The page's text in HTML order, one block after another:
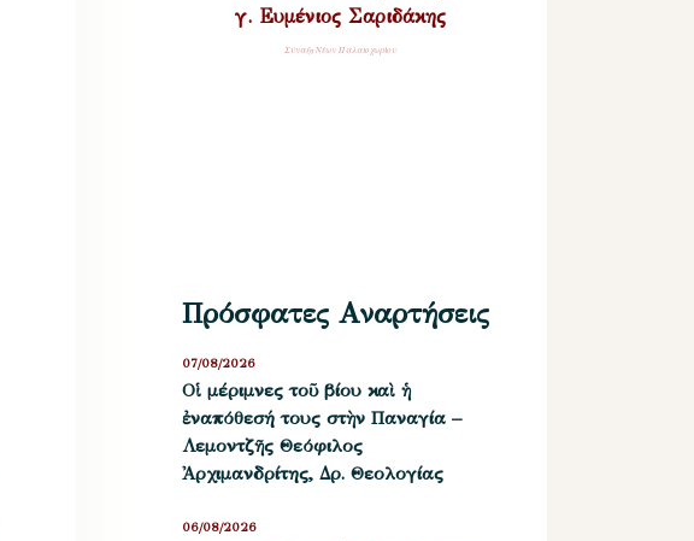
γ. Ευμένιος Σαριδάκης
Σύναξη Νέων Παλαιοχωρίου
Πρόσφατες Αναρτήσεις
Οἱ μέριμνες τοῦ βίου καὶ ἡ
ἐναπόθεσή τους στὴν Παναγία –
Λεμοντζῆς Θεόφιλος
Ἀρχιμανδρίτης, Δρ. Θεολογίας
07/08/2026
06/08/2026